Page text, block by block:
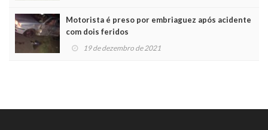
Motorista é preso por embriaguez após acidente
com dois feridos
19 de dezembro de 2021